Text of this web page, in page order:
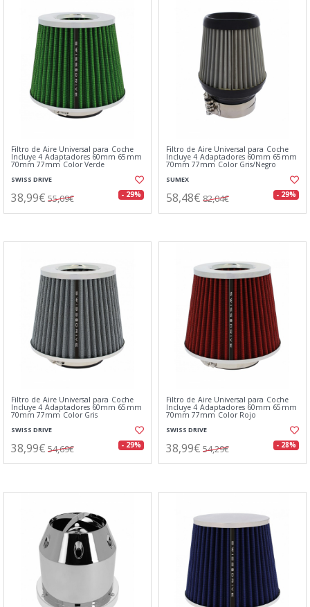
Filtro de Aire Universal para Coche
Incluye 4 Adaptadores 60mm 65mm
70mm 77mm Color Verde
SWISS DRIVE
38,99€ 55,09€ - 29%
Filtro de Aire Universal para Coche
Incluye 4 Adaptadores 60mm 65mm
70mm 77mm Color Gris/Negro
SUMEX
58,48€ 82,04€ - 29%
Filtro de Aire Universal para Coche
Incluye 4 Adaptadores 60mm 65mm
70mm 77mm Color Gris
SWISS DRIVE
38,99€ 54,69€ - 29%
Filtro de Aire Universal para Coche
Incluye 4 Adaptadores 60mm 65mm
70mm 77mm Color Rojo
SWISS DRIVE
38,99€ 54,29€ - 28%